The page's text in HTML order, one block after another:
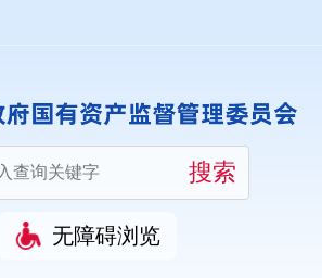
无障碍浏览